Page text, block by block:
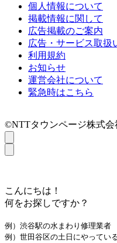
個人情報について
掲載情報に関して
広告掲載のご案内
広告・サービス取扱
利用規約
お知らせ
運営会社について
緊急時はこちら
©NTTタウンページ株式会
こんにちは！
何をお探しですか？
例）渋谷駅の水まわり修理業者
例）世田谷区の土日にやってい